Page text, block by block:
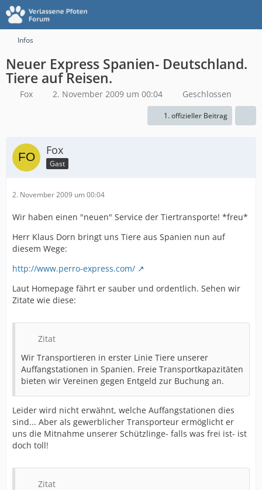
Infos
Neuer Express Spanien- Deutschland.
Tiere auf Reisen.
Fox 2. November 2009 um 00:04 Geschlossen
1. offizieller Beitrag
Fox
Gast
2. November 2009 um 00:04
Wir haben einen "neuen" Service der Tiertransporte! *freu*
Herr Klaus Dorn bringt uns Tiere aus Spanien nun auf
diesem Wege:
http://www.perro-express.com/
Laut Homepage fährt er sauber und ordentlich. Sehen wir
Zitate wie diese:
Zitat
Wir Transportieren in erster Linie Tiere unserer
Auffangstationen in Spanien. Freie Transportkapazitäten
bieten wir Vereinen gegen Entgeld zur Buchung an.
Leider wird nicht erwähnt, welche Auffangstationen dies
sind... Aber als gewerblicher Transporteur ermöglicht er
uns die Mitnahme unserer Schützlinge- falls was frei ist- ist
doch toll!
Zitat